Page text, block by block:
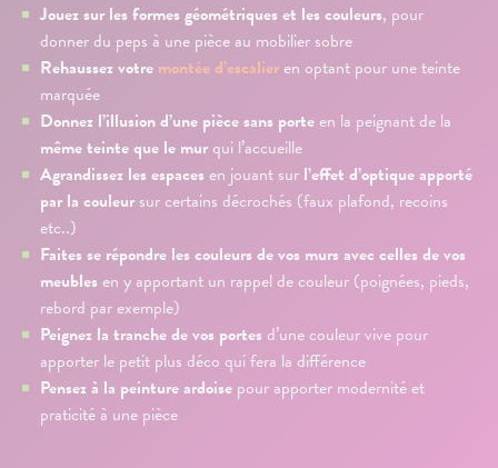
Jouez sur les formes géométriques et les couleurs, pour
donner du peps à une pièce au mobilier sobre
Rehaussez votre montée d’escalier en optant pour une teinte
marquée
Donnez l’illusion d’une pièce sans porte en la peignant de la
même teinte que le murqui l’accueille
Agrandissez les espaces en jouant sur l’effet d’optique apporté
par la couleursur certains décrochés (faux plafond, recoins
etc..)
Faites se répondre les couleurs de vos murs avec celles de vos
meubles en y apportant un rappel de couleur (poignées, pieds,
rebord par exemple)
Peignez la tranche de vos portes d’une couleur vive pour
apporter le petit plus déco qui fera la différence
Pensez à la peinture ardoise pour apporter modernité et
praticité à une pièce